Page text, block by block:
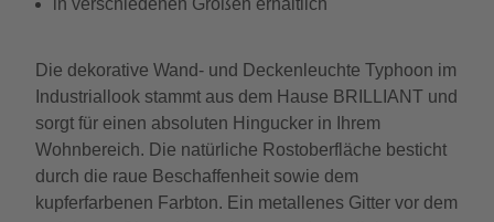
in verschiedenen Größen erhältlich
Die dekorative Wand- und Deckenleuchte Typhoon im
Industriallook stammt aus dem Hause BRILLIANT und
sorgt für einen absoluten Hingucker in Ihrem
Wohnbereich. Die natürliche Rostoberfläche besticht
durch die raue Beschaffenheit sowie dem
kupferfarbenen Farbton. Ein metallenes Gitter vor dem